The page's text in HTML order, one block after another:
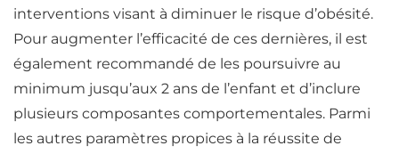
interventions visant à diminuer le risque d’obésité.
Pour augmenter l’efficacité de ces dernières, il est
également recommandé de les poursuivre au
minimum jusqu’aux 2 ans de l’enfant et d’inclure
plusieurs composantes comportementales. Parmi
les autres paramètres propices à la réussite de